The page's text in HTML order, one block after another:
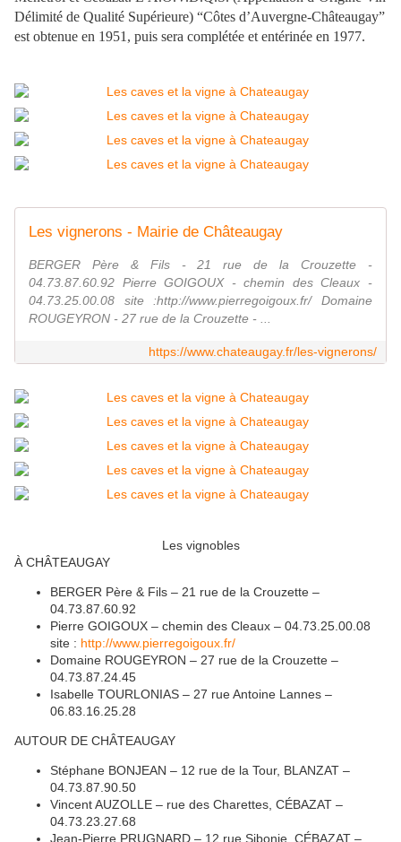
Délimité de Qualité Supérieure) “Côtes d’Auvergne-Châteaugay”
est obtenue en 1951, puis sera complétée et entérinée en 1977.
Les vignerons - Mairie de Châteaugay
BERGER Père & Fils - 21 rue de la Crouzette -
04.73.87.60.92 Pierre GOIGOUX - chemin des Cleaux -
04.73.25.00.08 site :http://www.pierregoigoux.fr/ Domaine
ROUGEYRON - 27 rue de la Crouzette - ...
https://www.chateaugay.fr/les-vignerons/
Les vignobles
À CHÂTEAUGAY
BERGER Père & Fils – 21 rue de la Crouzette –
04.73.87.60.92
Pierre GOIGOUX – chemin des Cleaux – 04.73.25.00.08
site : http://www.pierregoigoux.fr/
Domaine ROUGEYRON – 27 rue de la Crouzette –
04.73.87.24.45
Isabelle TOURLONIAS – 27 rue Antoine Lannes –
06.83.16.25.28
AUTOUR DE CHÂTEAUGAY
Stéphane BONJEAN – 12 rue de la Tour, BLANZAT –
04.73.87.90.50
Vincent AUZOLLE – rue des Charettes, CÉBAZAT –
04.73.23.27.68
Jean-Pierre PRUGNARD – 12 rue Sibonie, CÉBAZAT –